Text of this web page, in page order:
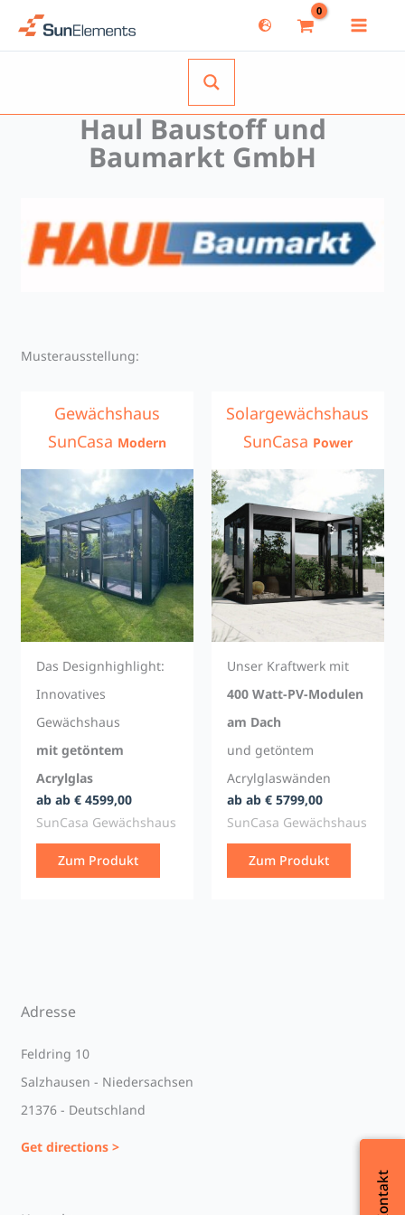
Inhalt
Haul Baustoff und
Baumarkt GmbH
Musterausstellung:
Gewächshaus
SunCasa Modern
Das Designhighlight:
Innovatives
Gewächshaus
mit getöntem
Acrylglas
ab ab € 4599,00
SunCasa Gewächshaus
Zum Produkt
Solargewächshaus
SunCasa Power
Unser Kraftwerk mit
400 Watt-PV-Modulen
am Dach
und getöntem
Acrylglaswänden
ab ab € 5799,00
SunCasa Gewächshaus
Zum Produkt
Adresse
Feldring 10
Salzhausen - Niedersachsen
21376 - Deutschland
Get directions >